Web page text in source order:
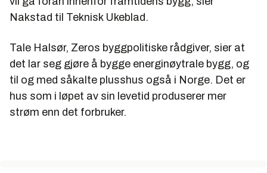
Nakstad til Teknisk Ukeblad.
Tale Halsør, Zeros byggpolitiske rådgiver, sier at
det lar seg gjøre å bygge energinøytrale bygg, og
til og med såkalte plusshus også i Norge. Det er
hus som i løpet av sin levetid produserer mer
strøm enn det forbruker.